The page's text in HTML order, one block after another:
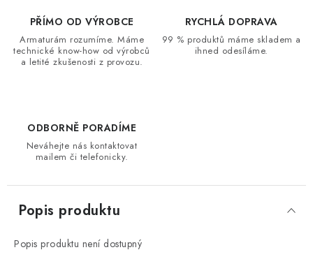
PŘÍMO OD VÝROBCE
Armaturám rozumíme. Máme
technické know-how od výrobců
a letité zkušenosti z provozu.
RYCHLÁ DOPRAVA
99 % produktů máme skladem a
ihned odesíláme.
ODBORNĚ PORADÍME
Neváhejte nás kontaktovat
mailem či telefonicky.
Popis produktu
Popis produktu není dostupný